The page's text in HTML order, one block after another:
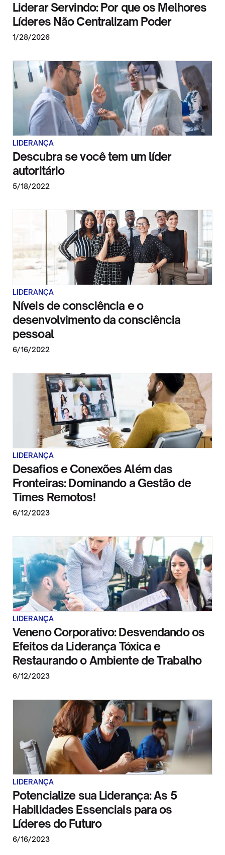
Liderar Servindo: Por que os Melhores
Líderes Não Centralizam Poder
1/28/2026
LIDERANÇA
Descubra se você tem um líder
autoritário
5/18/2022
LIDERANÇA
Níveis de consciência e o
desenvolvimento da consciência
pessoal
6/16/2022
LIDERANÇA
Desafios e Conexões Além das
Fronteiras: Dominando a Gestão de
Times Remotos!
6/12/2023
LIDERANÇA
Veneno Corporativo: Desvendando os
Efeitos da Liderança Tóxica e
Restaurando o Ambiente de Trabalho
6/12/2023
LIDERANÇA
Potencialize sua Liderança: As 5
Habilidades Essenciais para os
Líderes do Futuro
6/16/2023